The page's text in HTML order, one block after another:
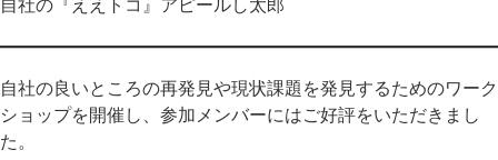
自社の『ええトコ』アピールし太郎
自社の良いところの再発見や現状課題を発見するためのワーク
ショップを開催し、参加メンバーにはご好評をいただきまし
た。